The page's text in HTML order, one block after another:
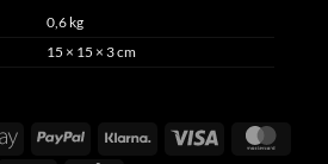
0,6 kg
15 × 15 × 3 cm
Apple
PayPal Klarna